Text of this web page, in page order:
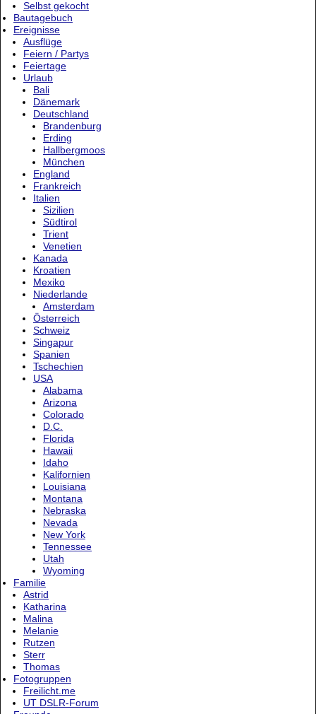
Selbst gekocht
Bautagebuch
Ereignisse
Ausflüge
Feiern / Partys
Feiertage
Urlaub
Bali
Dänemark
Deutschland
Brandenburg
Erding
Hallbergmoos
München
England
Frankreich
Italien
Sizilien
Südtirol
Trient
Venetien
Kanada
Kroatien
Mexiko
Niederlande
Amsterdam
Österreich
Schweiz
Singapur
Spanien
Tschechien
USA
Alabama
Arizona
Colorado
D.C.
Florida
Hawaii
Idaho
Kalifornien
Louisiana
Montana
Nebraska
Nevada
New York
Tennessee
Utah
Wyoming
Familie
Astrid
Katharina
Malina
Melanie
Rutzen
Sterr
Thomas
Fotogruppen
Freilicht.me
UT DSLR-Forum